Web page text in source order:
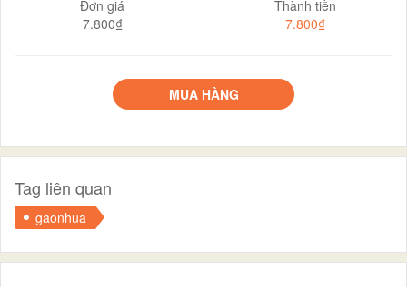
Đơn giá
7.800₫
Thành tiền
7.800₫
MUA HÀNG
Tag liên quan
gaonhua